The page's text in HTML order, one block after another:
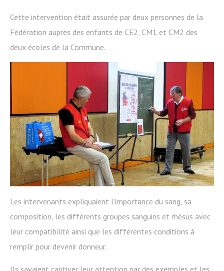
Cette intervention était assurée par deux personnes de la
Fédération auprès des enfants de CE2, CM1 et CM2 des
deux écoles de la Commune.
Les intervenants expliquaient l’importance du sang, sa
composition, les différents groupes sanguins et rhésus avec
leur compatibilité ainsi que les différentes conditions à
remplir pour devenir donneur.
Ils savaient captiver leur attention par des exemples et les